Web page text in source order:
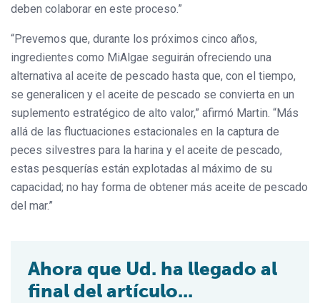
deben colaborar en este proceso.”
“Prevemos que, durante los próximos cinco años,
ingredientes como MiAlgae seguirán ofreciendo una
alternativa al aceite de pescado hasta que, con el tiempo,
se generalicen y el aceite de pescado se convierta en un
suplemento estratégico de alto valor,” afirmó Martin. “Más
allá de las fluctuaciones estacionales en la captura de
peces silvestres para la harina y el aceite de pescado,
estas pesquerías están explotadas al máximo de su
capacidad; no hay forma de obtener más aceite de pescado
del mar.”
Ahora que Ud. ha llegado al
final del artículo...